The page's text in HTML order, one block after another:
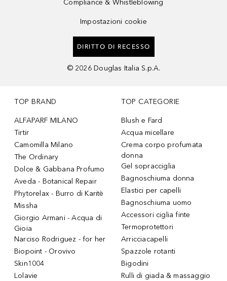
Compliance & Whistleblowing
Impostazioni cookie
DIRITTO DI RECESSO
© 2026 Douglas Italia S.p.A.
TOP BRAND
ALFAPARF MILANO
Tirtir
Camomilla Milano
The Ordinary
Dolce & Gabbana Profumo
Aveda - Botanical Repair
Phytorelax - Burro di Karitè
Missha
Giorgio Armani - Acqua di
Gioia
Narciso Rodriguez - for her
Biopoint - Orovivo
Skin1004
Lolavie
TOP CATEGORIE
Blush e Fard
Acqua micellare
Crema corpo profumata
donna
Gel sopracciglia
Bagnoschiuma donna
Elastici per capelli
Bagnoschiuma uomo
Accessori ciglia finte
Termoprotettori
Arricciacapelli
Spazzole rotanti
Bigodini
Rulli di giada & massaggio